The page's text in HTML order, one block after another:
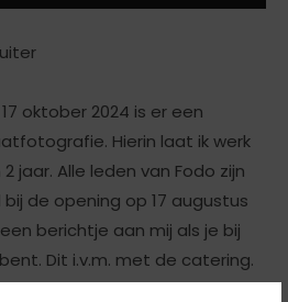
oktober 2024 is er een
Hierin laat ik werk
jaar. Alle leden van Fodo zijn
de opening op 17 augustus
berichtje aan mij als je bij
Dit i.v.m. met de catering.